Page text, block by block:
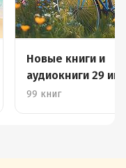
Новые книги и
аудиокниги 29
июля
99 книг